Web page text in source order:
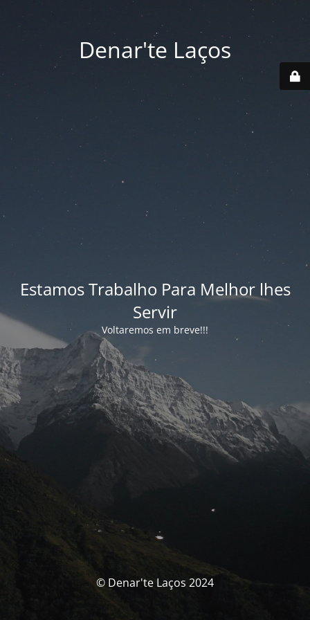
Denar'te Laços
Estamos Trabalho Para Melhor lhes
Servir
Voltaremos em breve!!!
© Denar'te Laços 2024